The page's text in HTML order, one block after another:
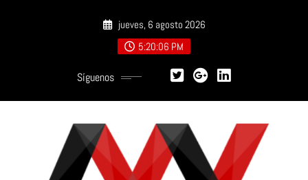
jueves, 6 agosto 2026
5:20:08 PM
Síguenos